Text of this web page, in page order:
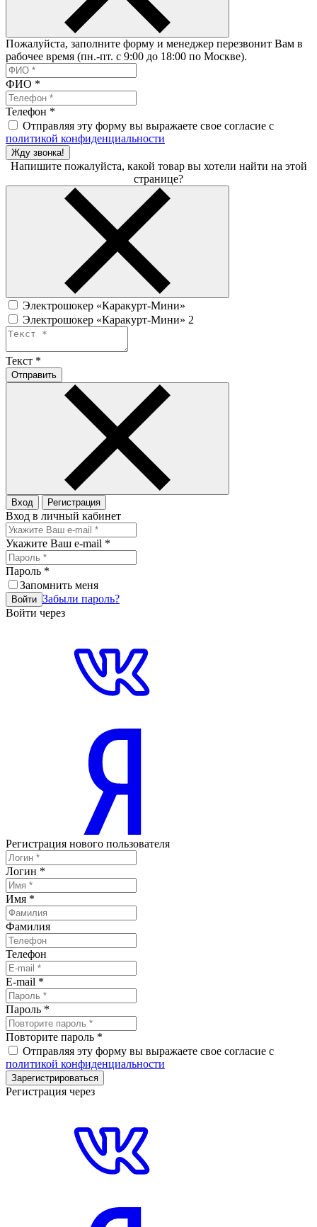
Пожалуйста, заполните форму и менеджер перезвонит Вам в
рабочее время (пн.-пт. с 9:00 до 18:00 по Москве).
ФИО *
Телефон *
Отправляя эту форму вы выражаете свое согласие с
политикой конфиденциальности
Жду звонка!
Напишите пожалуйста, какой товар вы хотели найти на этой
странице?
Электрошокер «Каракурт-Мини»
Электрошокер «Каракурт-Мини» 2
Текст *
Отправить
Вход Регистрация
Вход в личный кабинет
Укажите Ваш e-mail *
Пароль *
Запомнить меня
Войти Забыли пароль?
Войти через
Регистрация нового пользователя
Логин *
Имя *
Фамилия
Телефон
E-mail *
Пароль *
Повторите пароль *
Отправляя эту форму вы выражаете свое согласие с
политикой конфиденциальности
Зарегистрироваться
Регистрация через